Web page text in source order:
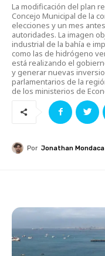
La modificación del plan
Concejo Municipal de la
elecciones y un mes
autoridades. La imagen
industrial de la bahía e
como las de hidrógeno
está realizando el
y generar nuevas
parlamentarios de la
de los ministerios de
Por Jonathan Mondaca